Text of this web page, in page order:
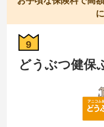
9
どうぶつ健保